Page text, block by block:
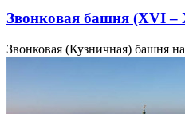
Звонковая башня (XVI –
Звонковая (Кузничная) башня